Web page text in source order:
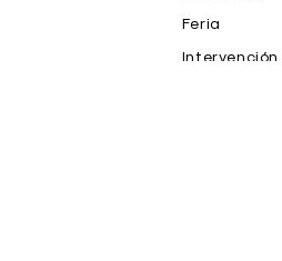
Feria
Intervención